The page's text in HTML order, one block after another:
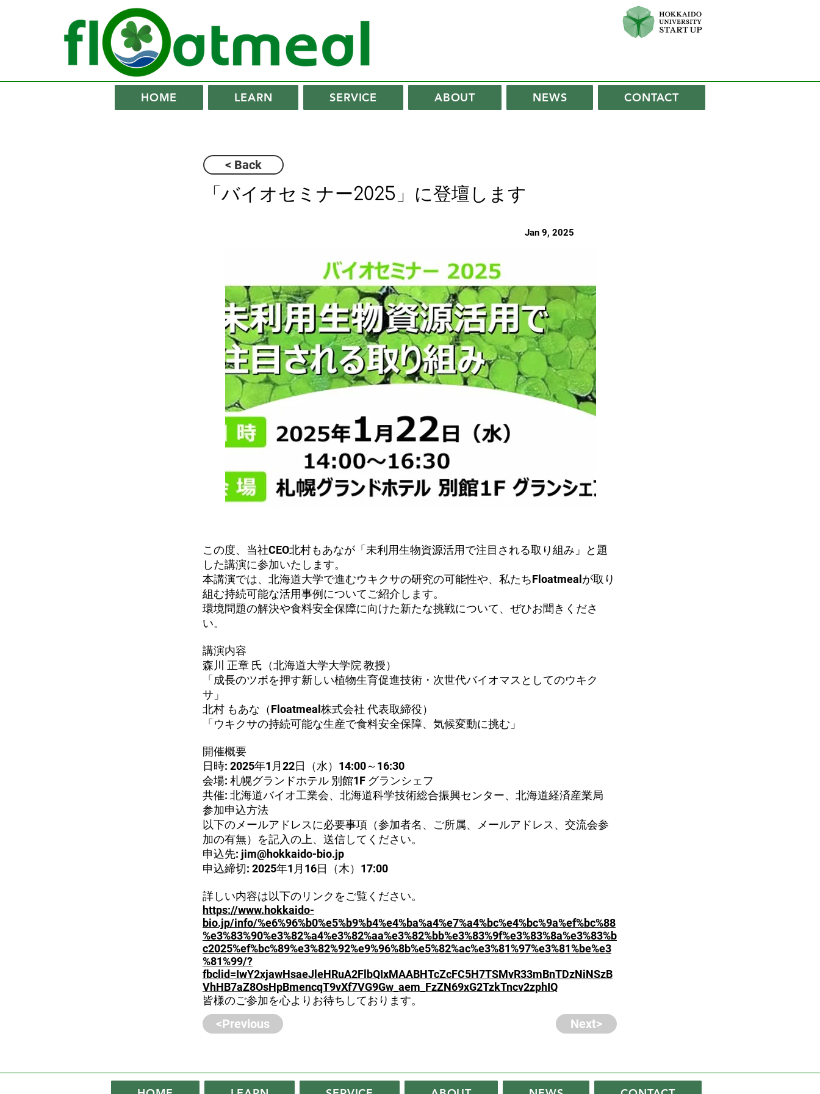
HOME LEARN SERVICE ABOUT NEWS CONTACT
< Back
「バイオセミナー2025」に登壇します
Jan 9, 2025
この度、当社CEO北村もあなが「未利用生物資源活用で注目される取り組み」と題
した講演に参加いたします。
本講演では、北海道大学で進むウキクサの研究の可能性や、私たちFloatmealが取り
組む持続可能な活用事例についてご紹介します。
環境問題の解決や食料安全保障に向けた新たな挑戦について、ぜひお聞きくださ
い。
講演内容
森川 正章 氏（北海道大学大学院 教授）
「成長のツボを押す新しい植物生育促進技術・次世代バイオマスとしてのウキク
サ」
北村 もあな（Floatmeal株式会社 代表取締役）
「ウキクサの持続可能な生産で食料安全保障、気候変動に挑む」
開催概要
日時: 2025年1月22日（水）14:00～16:30
会場: 札幌グランドホテル 別館1F グランシェフ
共催: 北海道バイオ工業会、北海道科学技術総合振興センター、北海道経済産業局
参加申込方法
以下のメールアドレスに必要事項（参加者名、ご所属、メールアドレス、交流会参
加の有無）を記入の上、送信してください。
申込先: jim@hokkaido-bio.jp
申込締切: 2025年1月16日（木）17:00
詳しい内容は以下のリンクをご覧ください。
https://www.hokkaido-
bio.jp/info/%e6%96%b0%e5%b9%b4%e4%ba%a4%e7%a4%bc%e4%bc%9a%ef%bc%88
%e3%83%90%e3%82%a4%e3%82%aa%e3%82%bb%e3%83%9f%e3%83%8a%e3%83%b
c2025%ef%bc%89%e3%82%92%e9%96%8b%e5%82%ac%e3%81%97%e3%81%be%e3
%81%99/?
fbclid=IwY2xjawHsaeJleHRuA2FlbQIxMAABHTcZcFC5H7TSMvR33mBnTDzNiNSzB
VhHB7aZ8OsHpBmencqT9vXf7VG9Gw_aem_FzZN69xG2TzkTncv2zphIQ
皆様のご参加を心よりお待ちしております。
<Previous Next>